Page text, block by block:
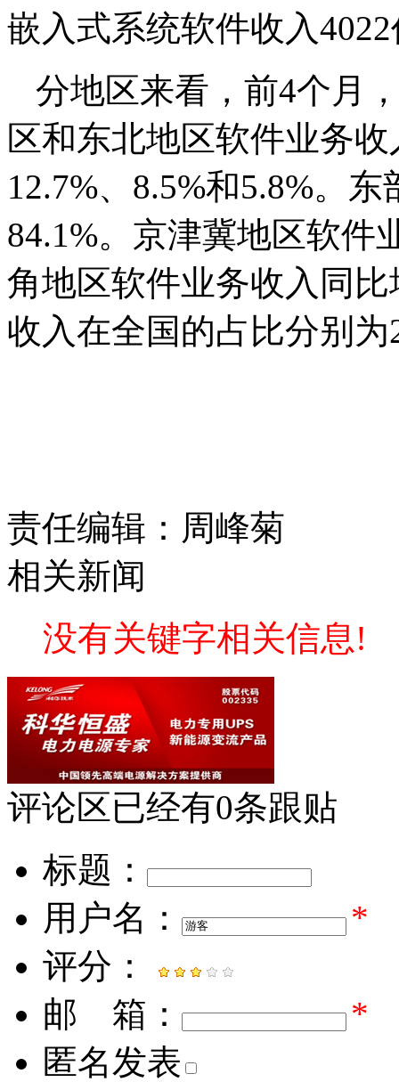
嵌入式系统软件收入
分地区来看，前4个月
区和东北地区软件业务
12.7%、8.5%和5.8%。
84.1%。京津冀地区软件
角地区软件业务收入同
收入在全国的占比分别为
责任编辑：周峰菊
相关新闻
没有关键字相关信息!
评论区已经有0条跟贴
标题：
用户名：
*
评分：
邮 箱：
*
匿名发表